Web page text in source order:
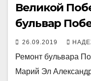
Великой
бульвар
26.09.2019
Ремонт бульвара
Марий Эл